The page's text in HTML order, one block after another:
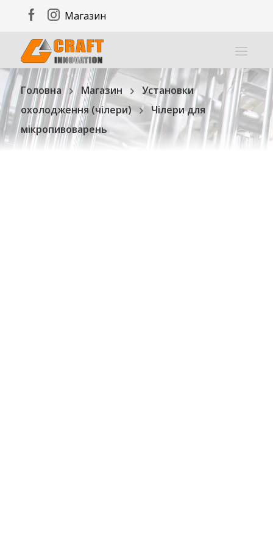
Магазин
Головна Магазин
Установки
охолодження (чілери)
Чілери для
мікропивоварень